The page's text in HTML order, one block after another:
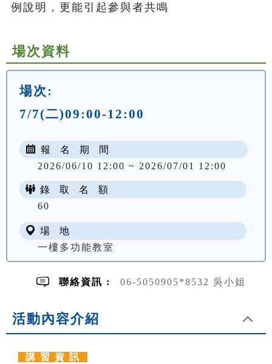
例說明，更能引起參與者共鳴
場次資料
場次:
7/7(二)09:00-12:00
報 名 期 間
2026/06/10 12:00 ~ 2026/07/01 12:00
錄 取 名 額
60
場 地
一樓多功能教室
聯絡資訊 : 06-5050905*8532 吳小姐
活動內容介紹
講 習 資 訊